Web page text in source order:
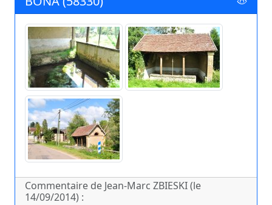
Commentaire de Jean-Marc ZBIESKI (le
14/09/2014) :